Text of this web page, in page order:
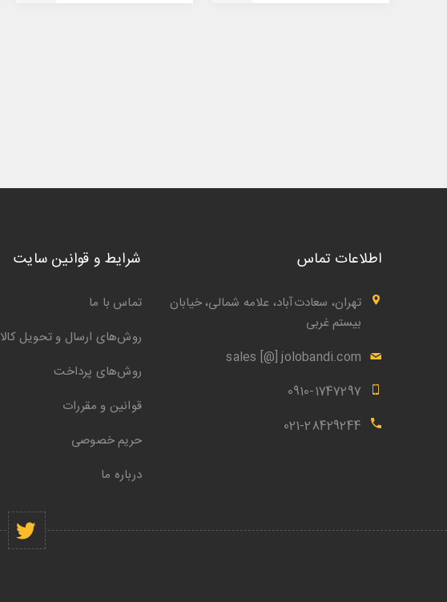
اطلاعات تماس
تهران، سعادت‌آباد، علامه شمالی، خیابان
بیستم غربی
sales [@] jolobandi.com
0910-1747297
021-28429244
شرایط و قوانین سایت
تماس با ما
روش‌های ارسال و تحویل کالا
روش‌های پرداخت
قوانین و مقررات
حریم خصوصی
درباره ما